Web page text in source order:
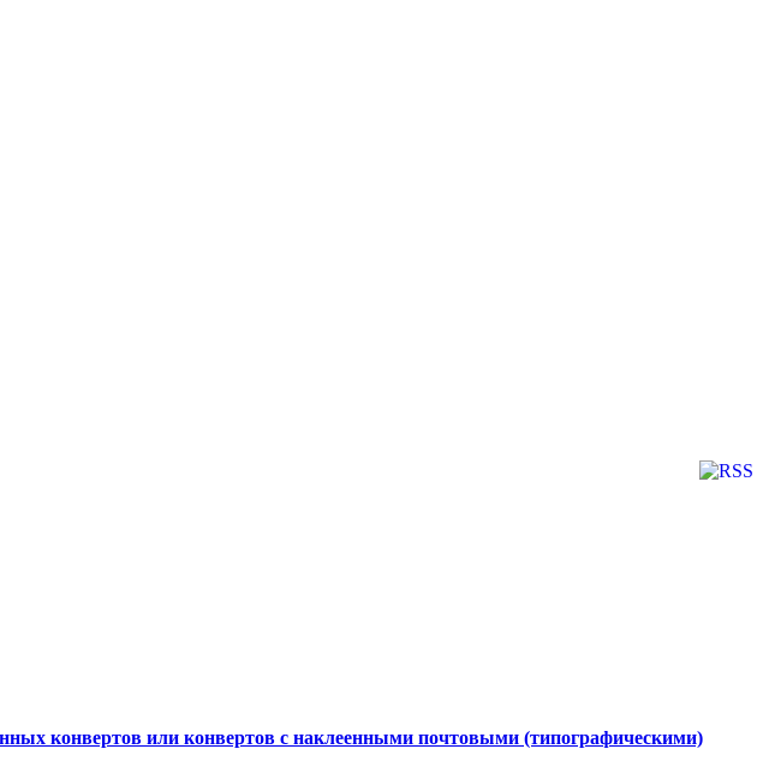
конвертов или конвертов с наклеенными почтовыми (типографическими)